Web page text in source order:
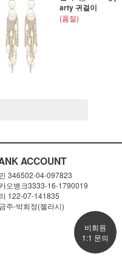
arty 귀걸이
(품절)
ACCOUNT
346502-04-097823
오뱅크3333-16-1790019
122-07-141835
주-박희정(젤라시)
비회원
1:1 문의